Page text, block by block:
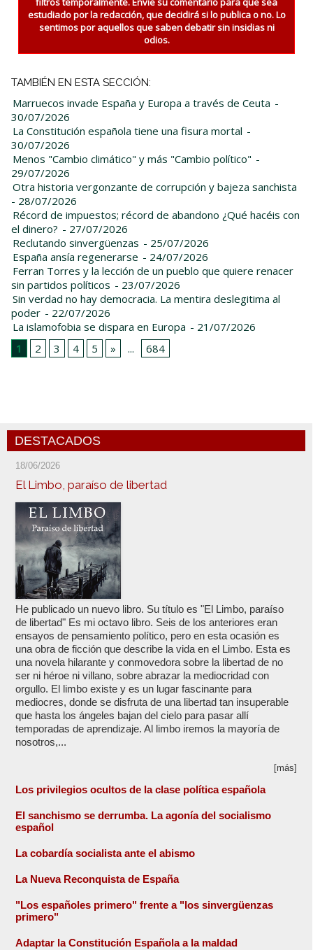
estudiado por la redacción, que decidirá si lo publica o no. Lo
sentimos por aquellos que saben debatir sin insidias ni
odios.
TAMBIÉN EN ESTA SECCIÓN:
Marruecos invade España y Europa a través de Ceuta -
30/07/2026
La Constitución española tiene una fisura mortal -
30/07/2026
Menos "Cambio climático" y más "Cambio político" -
29/07/2026
Otra historia vergonzante de corrupción y bajeza sanchista
- 28/07/2026
Récord de impuestos; récord de abandono ¿Qué hacéis con
el dinero? - 27/07/2026
Reclutando sinvergüenzas - 25/07/2026
España ansía regenerarse - 24/07/2026
Ferran Torres y la lección de un pueblo que quiere renacer
sin partidos políticos - 23/07/2026
Sin verdad no hay democracia. La mentira deslegitima al
poder - 22/07/2026
La islamofobia se dispara en Europa - 21/07/2026
1
2 3 4 5 » ... 684
DESTACADOS
18/06/2026
El Limbo, paraíso de libertad
He publicado un nuevo libro. Su título es "El Limbo, paraíso
de libertad" Es mi octavo libro. Seis de los anteriores eran
ensayos de pensamiento político, pero en esta ocasión es
una obra de ficción que describe la vida en el Limbo. Esta es
una novela hilarante y conmovedora sobre la libertad de no
ser ni héroe ni villano, sobre abrazar la mediocridad con
orgullo. El limbo existe y es un lugar fascinante para
mediocres, donde se disfruta de una libertad tan insuperable
que hasta los ángeles bajan del cielo para pasar allí
temporadas de aprendizaje. Al limbo iremos la mayoría de
nosotros,...
[más]
Los privilegios ocultos de la clase política española
El sanchismo se derrumba. La agonía del socialismo
español
La cobardía socialista ante el abismo
La Nueva Reconquista de España
"Los españoles primero" frente a "los sinvergüenzas
primero"
Adaptar la Constitución Española a la maldad